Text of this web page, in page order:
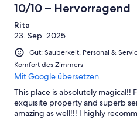
10/10 – Hervorragend
Rita
23. Sep. 2025
Gut: Sauberkeit, Personal &
Komfort des Zimmers
Mit Google übersetzen
This place is absolutely magical!!
exquisite property and superb
amazing as well!!! I highly